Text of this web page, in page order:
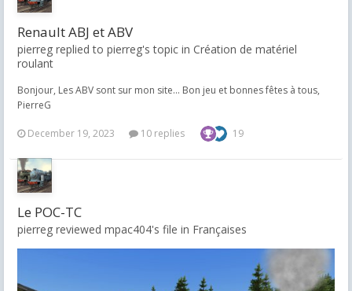
Renault ABJ et ABV
pierreg replied to pierreg's topic in Création de matériel
roulant
Bonjour, Les ABV sont sur mon site... Bon jeu et bonnes fêtes à tous,
PierreG
December 19, 2023 10 replies 19
Le POC-TC
pierreg reviewed mpac404's file in Françaises